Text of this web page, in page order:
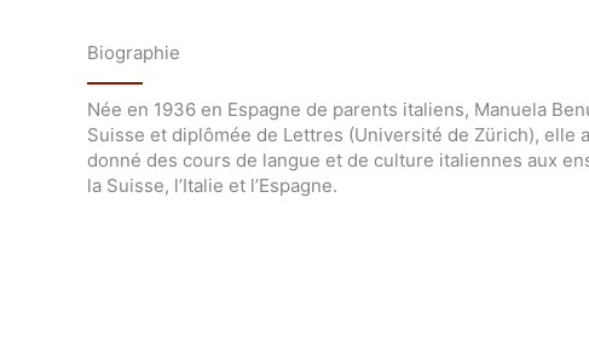
Biographie
Née en 1936 en Espagne de parents italiens, Manuela
Suisse et diplômée de Lettres (Université de Zürich), elle
donné des cours de langue et de culture italiennes aux
la Suisse, l’Italie et l’Espagne.